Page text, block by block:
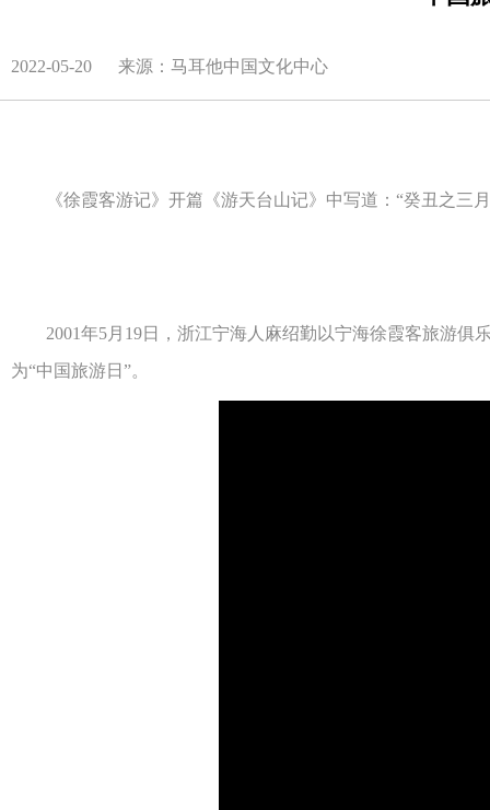
2022-05-20 来源：马耳他中国文化中心
《徐霞客游记》开篇《游天台山记》中写道：“癸丑之三月
2001年5月19日，浙江宁海人麻绍勤以宁海徐霞客旅游俱
为“中国旅游日”。